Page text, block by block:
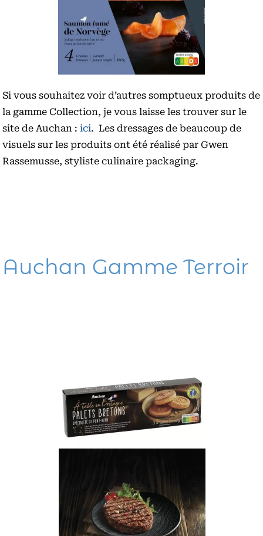
Si vous souhaitez voir d’autres somptueux produits de
la gamme Collection, je vous laisse les trouver sur le
site de Auchan : ici. Les dressages de beaucoup de
visuels sur les produits ont été réalisé par Gwen
Rassemusse, styliste culinaire packaging.
Auchan Gamme Terroir